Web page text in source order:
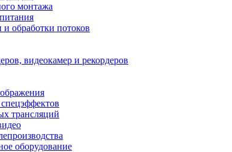
монтажа
обработки потоков
видеокамер и рекордеров
трансляций
оборудование